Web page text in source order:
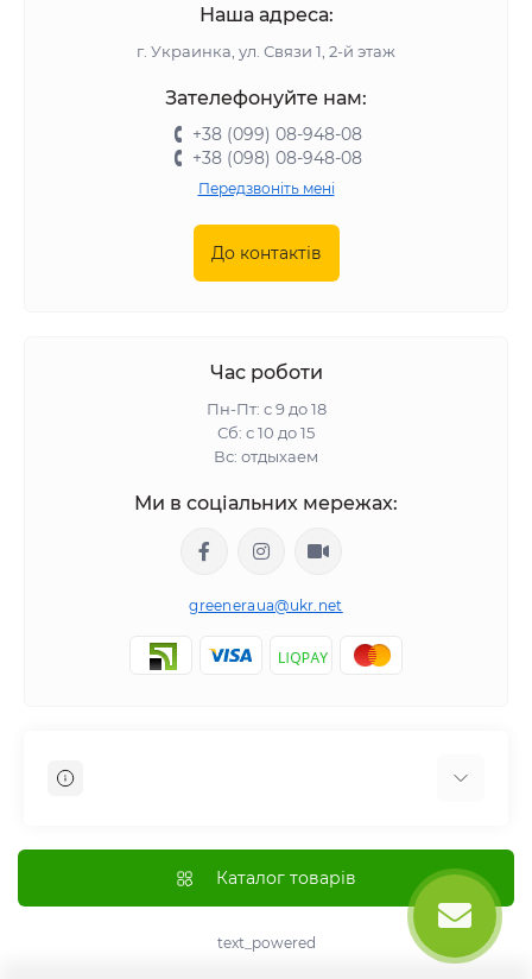
Наша адреса:
г. Украинка, ул. Связи 1, 2-й этаж
Зателефонуйте нам:
+38 (099) 08-948-08
+38 (098) 08-948-08
Передзвоніть мені
До контактів
Час роботи
Пн-Пт: с 9 до 18
Сб: с 10 до 15
Вс: отдыхаем
Ми в соціальних мережах:
greeneraua@ukr.net
Оплата
Каталог товарів
text_powered